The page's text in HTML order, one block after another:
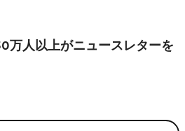
万人以上がニュースレターを